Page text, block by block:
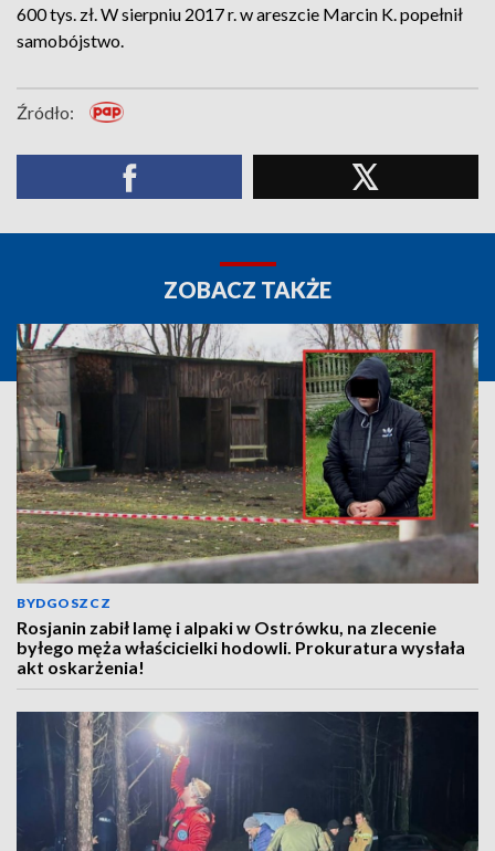
600 tys. zł. W sierpniu 2017 r. w areszcie Marcin K. popełnił
samobójstwo.
Źródło:
ZOBACZ TAKŻE
BYDGOSZCZ
Rosjanin zabił lamę i alpaki w Ostrówku, na zlecenie
byłego męża właścicielki hodowli. Prokuratura wysłała
akt oskarżenia!